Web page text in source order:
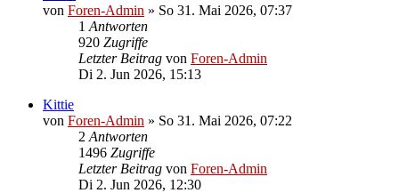
von Foren-Admin » So 31. Mai 2026, 07:37
1 Antworten
920 Zugriffe
Letzter Beitrag von Foren-Admin
Di 2. Jun 2026, 15:13
Kittie
von Foren-Admin » So 31. Mai 2026, 07:22
2 Antworten
1496 Zugriffe
Letzter Beitrag von Foren-Admin
Di 2. Jun 2026, 12:30